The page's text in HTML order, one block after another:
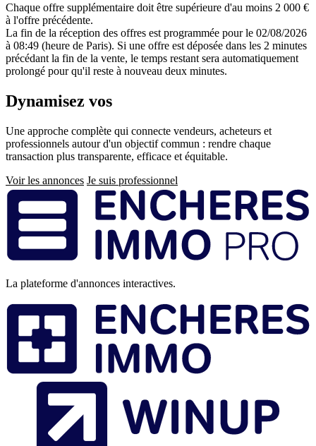
Chaque offre supplémentaire doit être supérieure d'au moins 2 000 €
à l'offre précédente.
La fin de la réception des offres est programmée pour le 02/08/2026
à 08:49 (heure de Paris). Si une offre est déposée dans les 2 minutes
précédant la fin de la vente, le temps restant sera automatiquement
prolongé pour qu'il reste à nouveau deux minutes.
Dynamisez vos
Une approche complète qui connecte vendeurs, acheteurs et
professionnels autour d'un objectif commun : rendre chaque
transaction plus transparente, efficace et équitable.
Voir les annonces Je suis professionnel
Pied
de
page
La plateforme d'annonces interactives.